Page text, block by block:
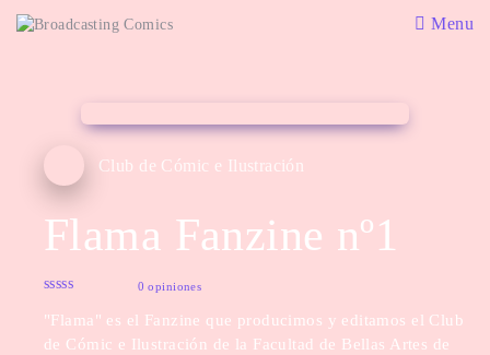
Menu
Club de Cómic e Ilustración
Flama Fanzine nº1
0 opiniones
"Flama" es el Fanzine que producimos y editamos el Club
de Cómic e Ilustración de la Facultad de Bellas Artes de